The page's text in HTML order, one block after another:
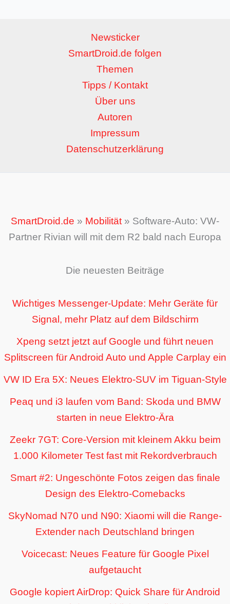
Newsticker
SmartDroid.de folgen
Themen
Tipps / Kontakt
Über uns
Autoren
Impressum
Datenschutzerklärung
SmartDroid.de » Mobilität» Software-Auto: VW-
Partner Rivian will mit dem R2 bald nach Europa
Die neuesten Beiträge
Wichtiges Messenger-Update: Mehr Geräte für
Signal, mehr Platz auf dem Bildschirm
Xpeng setzt jetzt auf Google und führt neuen
Splitscreen für Android Auto und Apple Carplay ein
VW ID Era 5X: Neues Elektro-SUV im Tiguan-Style
Peaq und i3 laufen vom Band: Skoda und BMW
starten in neue Elektro-Ära
Zeekr 7GT: Core-Version mit kleinem Akku beim
1.000 Kilometer Test fast mit Rekordverbrauch
Smart #2: Ungeschönte Fotos zeigen das finale
Design des Elektro-Comebacks
SkyNomad N70 und N90: Xiaomi will die Range-
Extender nach Deutschland bringen
Voicecast: Neues Feature für Google Pixel
aufgetaucht
Google kopiert AirDrop: Quick Share für Android